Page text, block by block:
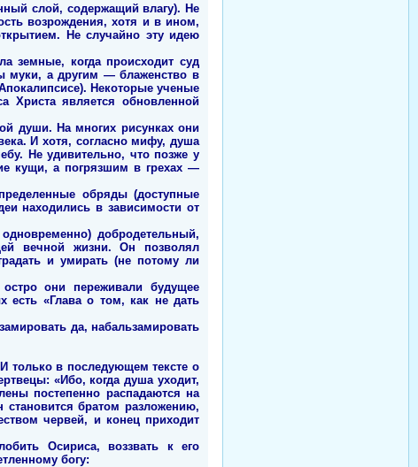
слой, содержащий влагу). Не
возрождения, хотя и в ином,
Не случайно эту идею
земные, когда происходит суд
муки, а другим — блаженство в
Некоторые ученые
Христа является обновленной
души. На многих рисунках они
И хотя, согласно мифу, душа
Не удивительно, что позже у
кущи, а погрязшим в грехах —
обряды (доступные
находились в зависимости от
добродетельный,
вечной жизни. Он позволял
и умирать (не потому ли
они переживали будущее
есть «Глава о том, как не дать
да, набальзамировать
только в последующем тексте о
«Ибо, когда душа уходит,
постепенно распадаются на
братом разложению,
червей, и конец приходит
Осириса, воззвать к его
богу: